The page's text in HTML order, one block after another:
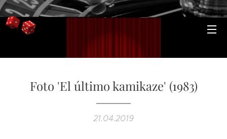
Foto 'El último kamikaze' (1983)
21.04.2019